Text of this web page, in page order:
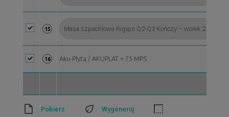
15
16 Aku-Płyta / AKUPLAT + 75 MPS
Pobierz
Wygeneruj